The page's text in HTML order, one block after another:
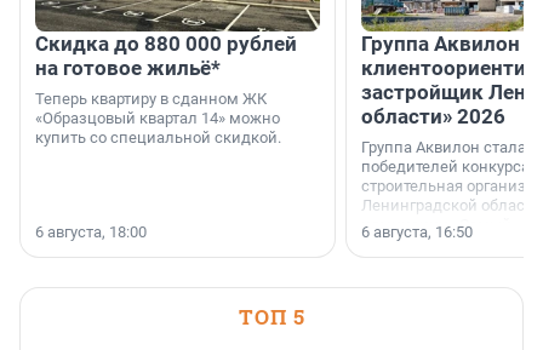
Скидка до 880 000 рублей
на готовое жильё*
Теперь квартиру в сданном ЖК
«Образцовый квартал 14» можно
купить со специальной скидкой.
6 августа, 18:00
Группа Аквилон
застройщик
области» 2026
Группа Аквилон стала
победителей конкурса
строительная
Ленинградской области
номинации «Самый
застройщик
области».
6 августа, 16:50
ТОП 5